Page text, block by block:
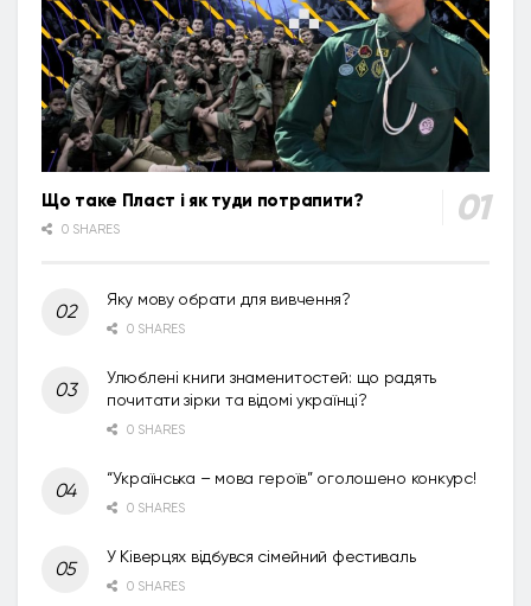
Що таке Пласт і як туди потрапити?
0 SHARES
Яку мову обрати для вивчення?
0 SHARES
Улюблені книги знаменитостей: що радять
почитати зірки та відомі українці?
0 SHARES
“Українська – мова героїв” оголошено конкурс!
0 SHARES
У Ківерцях відбувся сімейний фестиваль
0 SHARES